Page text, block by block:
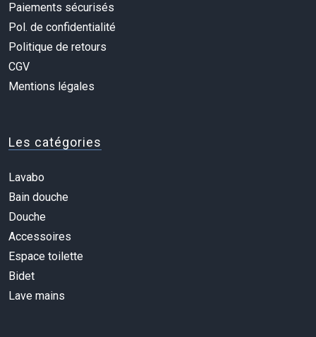
Paiements sécurisés
Pol. de confidentialité
Politique de retours
CGV
Mentions légales
Les catégories
Lavabo
Bain douche
Douche
Accessoires
Espace toilette
Bidet
Lave mains